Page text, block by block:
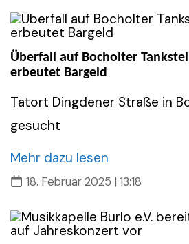
Überfall auf Bocholter
erbeutet Bargeld
Tatort Dingdener Straße in
gesucht
Mehr dazu lesen
18. Februar 2025 | 13:18